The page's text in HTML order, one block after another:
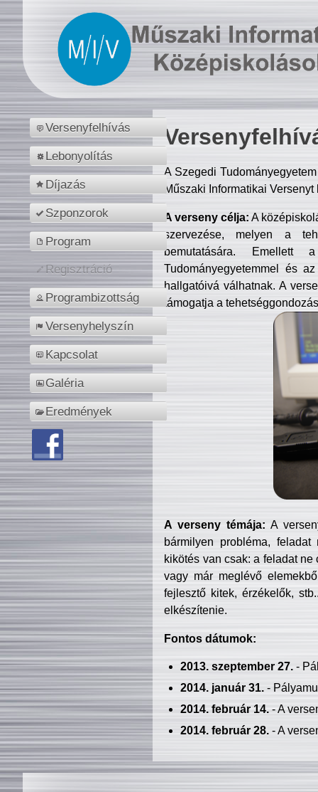
Versenyfelhívás
Lebonyolítás
Díjazás
Szponzorok
Program
Regisztráció
Programbizottság
Versenyhelyszín
Kapcsolat
Galéria
Eredmények
A Szegedi
Műszaki Informatikai
A verseny célja: A
szervezése, melyen a
bemutatására. Emellett
Tudományegyetemmel és
hallgatóivá válhatnak. A
támogatja a
A verseny témája: A
bármilyen probléma, feladat
kikötés van csak: a feladat
vagy már meglévő
fejlesztő kitek, érzékelők,
elkészítenie.
Fontos dátumok:
2013. szeptember 27.-
2014. január 31.-
2014. február 14.- A
2014. február 28.- A